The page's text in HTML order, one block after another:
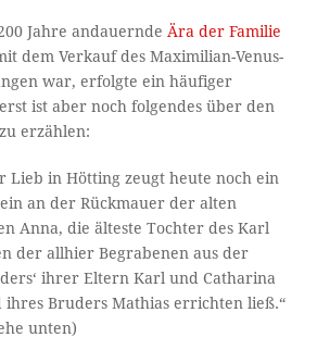
Jahre andauernde Ära der Familie
dem Verkauf des Maximilian-Venus-
war, erfolgte ein häufiger
ist aber noch folgendes über den
erzählen:
Lieb in Hötting zeugt heute noch ein
an der Rückmauer der alten
Anna, die älteste Tochter des Karl
der allhier Begrabenen aus der
ihrer Eltern Karl und Catharina
ihres Bruders Mathias errichten ließ.“
unten)